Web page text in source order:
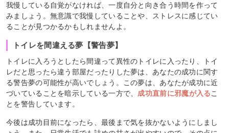
我慢している自覚がなければ、一度自分と向き合う時間を作って
みましょう。無意識で我慢していることや、ストレスに感じてい
ることが見つかるかもしれませんよ。
トイレを間違える夢【警告夢】
トイレに入ろうとしたら間違って異性のトイレに入ったり、トイ
レだと思ったら違う部屋だったりした夢は、あなたの成功に関す
る警告夢の可能性が高いでしょう。この夢は、あなたが成功に近
づいていることを暗示している一方で、 成功直前に邪魔が入るこ
とを警告しています。
今後は成功目前になったら、最後まで気を抜かないようにしまし